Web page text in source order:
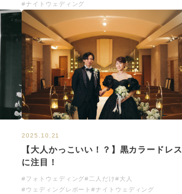
#ナイトウェディング
2025.10.21
【大人かっこいい！？】黒カラードレス
に注目！
#フォトウェディング#二人だけ#大人
#ウェディングレポート#ナイトウェディング